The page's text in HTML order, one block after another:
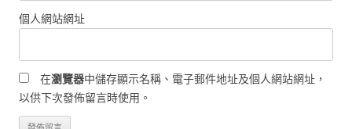
個人網站網址
在瀏覽器中儲存顯示名稱、電子郵件地址及個人網站網址，
以供下次發佈留言時使用。